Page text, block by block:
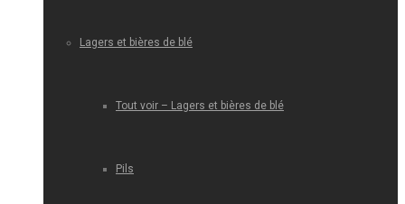
Lagers et bières de blé
Tout voir – Lagers et bières de blé
Pils